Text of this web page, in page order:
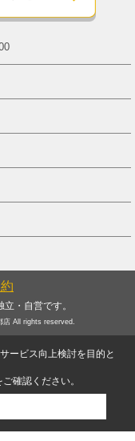
・自営です。
All rights reserved.
ービス向上検討を目的と
ご確認ください。